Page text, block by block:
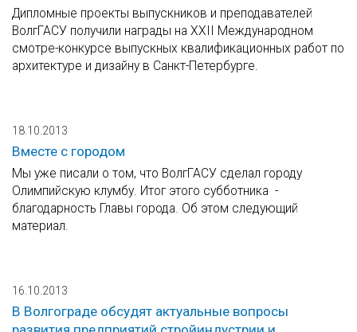
Дипломные проекты выпускников и преподавателей
ВолгГАСУ получили награды на XXII Международном
смотре-конкурсе выпускных квалификационных работ по
архитектуре и дизайну в Санкт-Петербурге.
18.10.2013
Вместе с городом
Мы уже писали о том, что ВолгГАСУ сделал городу
Олимпийскую клумбу. Итог этого субботника -
благодарность Главы города. Об этом следующий
материал.
16.10.2013
В Волгограде обсудят актуальные вопросы